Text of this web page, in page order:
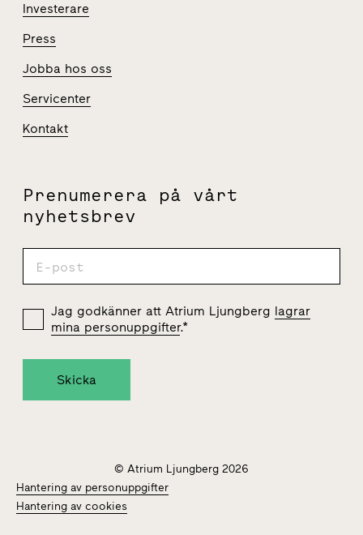
Investerare
Press
Jobba hos oss
Servicenter
Kontakt
Prenumerera på vårt
nyhetsbrev
Jag godkänner att Atrium Ljungberg lagrar
mina personuppgifter.*
© Atrium Ljungberg 2026
Hantering av personuppgifter
Hantering av cookies